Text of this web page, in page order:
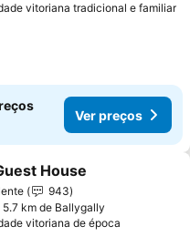
vitoriana tradicional e familiar
Ver preços
aos favoritos
House
943
5.7 km de Ballygally
vitoriana de época